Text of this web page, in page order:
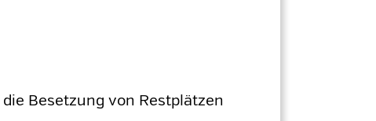
Besetzung von Restplätzen